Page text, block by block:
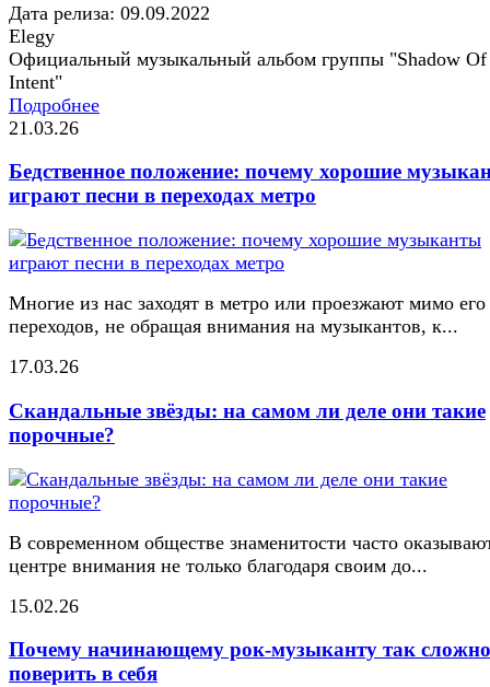
Дата релиза: 09.09.2022
Elegy
Официальный музыкальный альбом группы "Shadow Of
Intent"
Подробнее
21.03.26
Бедственное положение: почему хорошие
играют песни в переходах метро
Многие из нас заходят в метро или проезжают мимо его
переходов, не обращая внимания на музыкантов, к...
17.03.26
Скандальные звёзды: на самом ли деле они такие
порочные?
В современном обществе знаменитости часто
центре внимания не только благодаря своим до...
15.02.26
Почему начинающему рок-музыканту так сложно
поверить в себя